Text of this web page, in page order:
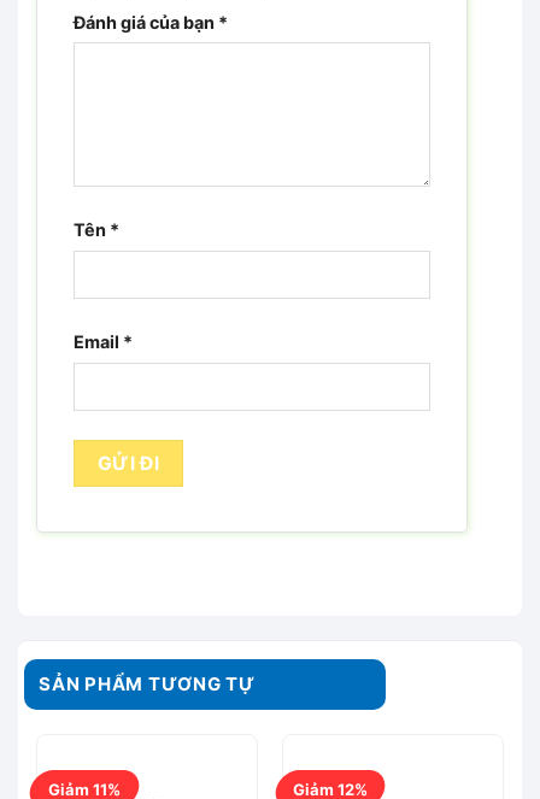
Đánh giá của bạn *
Tên *
Email *
SẢN PHẨM TƯƠNG TỰ
Giảm 11% Giảm 12%